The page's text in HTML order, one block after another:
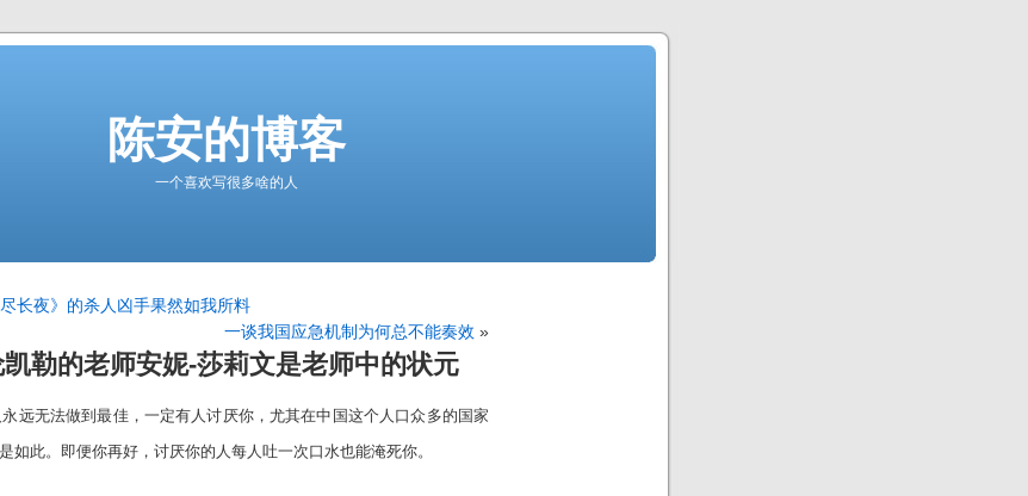
陈安的博客
一个喜欢写很多啥的人
尽长夜》的杀人凶手果然如我所料
一谈我国应急机制为何总不能奏效 »
勒的老师安妮-莎莉文是老师中的状元
远无法做到最佳，一定有人讨厌你，尤其在中国这个人口众多的国家
如此。即便你再好，讨厌你的人每人吐一次口水也能淹死你。